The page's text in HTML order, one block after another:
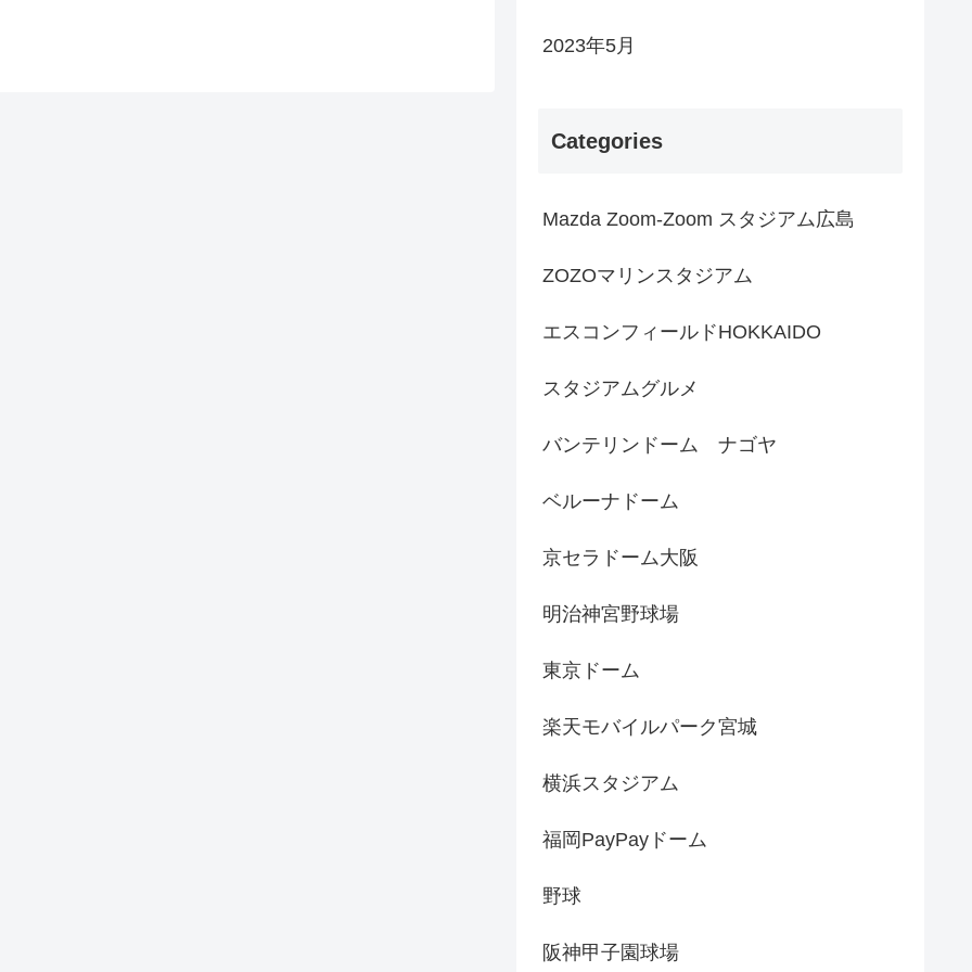
2023年5月
Categories
Mazda Zoom-Zoom スタジアム広島
ZOZOマリンスタジアム
エスコンフィールドHOKKAIDO
スタジアムグルメ
バンテリンドーム ナゴヤ
ベルーナドーム
京セラドーム大阪
明治神宮野球場
東京ドーム
楽天モバイルパーク宮城
横浜スタジアム
福岡PayPayドーム
野球
阪神甲子園球場